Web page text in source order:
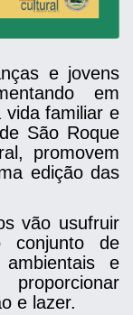
e jovens
em
vida familiar e
São Roque
promovem
edição das
vão usufruir
conjunto de
ambientais e
e lazer.